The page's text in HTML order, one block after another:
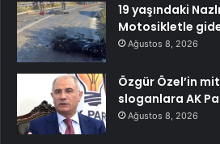
19 yaşındaki
Motosikletle
Ağustos 8, 2026
Özgür Özel’in
sloganlara AK
Ağustos 8, 2026